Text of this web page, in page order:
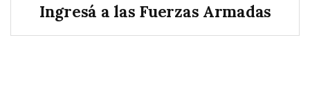
Ingresá a las Fuerzas Armadas